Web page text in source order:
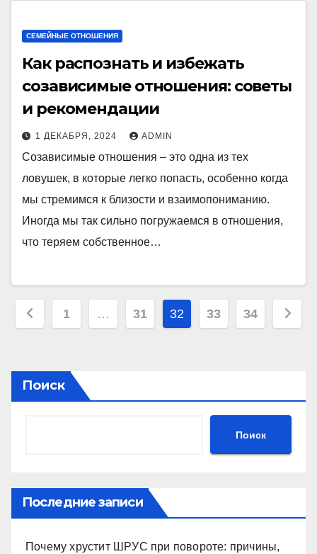
СЕМЕЙНЫЕ ОТНОШЕНИЯ
Как распознать и избежать
созависимые отношения: советы
и рекомендации
1 ДЕКАБРЯ, 2024 ADMIN
Созависимые отношения – это одна из тех
ловушек, в которые легко попасть, особенно когда
мы стремимся к близости и взаимопониманию.
Иногда мы так сильно погружаемся в отношения,
что теряем собственное…
Пагинация
1 … 31 32 33 34
Поиск
Поиск
Последние записи
Почему хрустит ШРУС при повороте: причины,